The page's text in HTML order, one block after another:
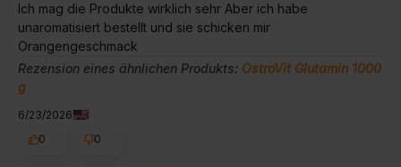
Ich mag die Produkte wirklich sehr Aber ich habe
unaromatisiert bestellt und sie schicken mir
Orangengeschmack
Rezension eines ähnlichen Produkts: OstroVit Glutamin 1000
g
6/23/2026
0
0